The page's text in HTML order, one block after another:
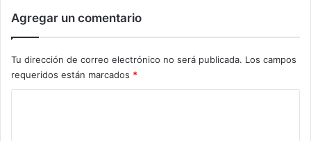
Agregar un comentario
Tu dirección de correo electrónico no será publicada. Los campos
requeridos están marcados *